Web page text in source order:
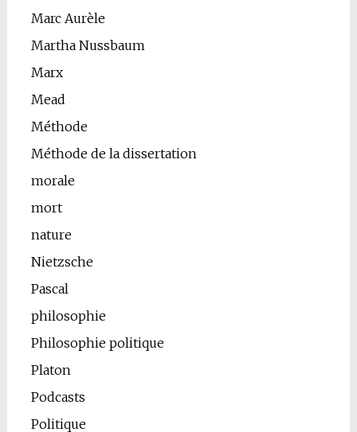
Marc Aurèle
Martha Nussbaum
Marx
Mead
Méthode
Méthode de la dissertation
morale
mort
nature
Nietzsche
Pascal
philosophie
Philosophie politique
Platon
Podcasts
Politique